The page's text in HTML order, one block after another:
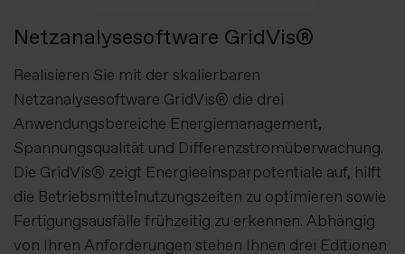
Netzanalysesoftware GridVis®
Realisieren Sie mit der skalierbaren
Netzanalysesoftware GridVis® die drei
Anwendungsbereiche Energiemanagement,
Spannungsqualität und Differenzstromüberwachung.
Die GridVis® zeigt Energieeinsparpotentiale auf, hilft
die Betriebsmittelnutzungszeiten zu optimieren sowie
Fertigungsausfälle frühzeitig zu erkennen. Abhängig
von Ihren Anforderungen stehen Ihnen drei Editionen